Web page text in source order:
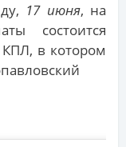
17 июня, на
состоится
в котором